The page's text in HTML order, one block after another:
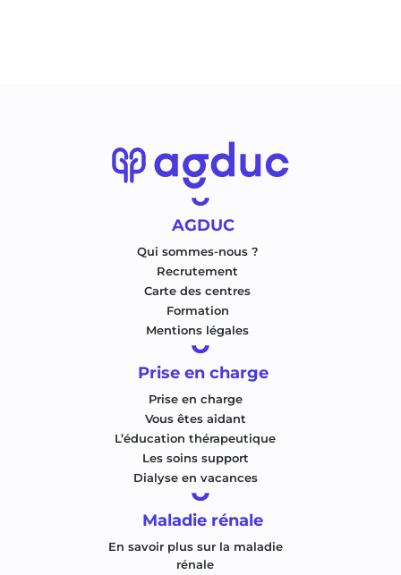
AGDUC
Qui sommes-nous ?
Recrutement
Carte des centres
Formation
Mentions légales
Prise en charge
Prise en charge
Vous êtes aidant
L’éducation thérapeutique
Les soins support
Dialyse en vacances
Maladie rénale
En savoir plus sur la maladie
rénale